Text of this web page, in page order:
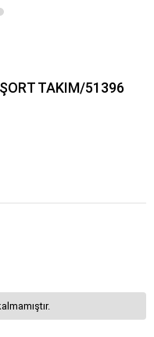
TAKIM/51396